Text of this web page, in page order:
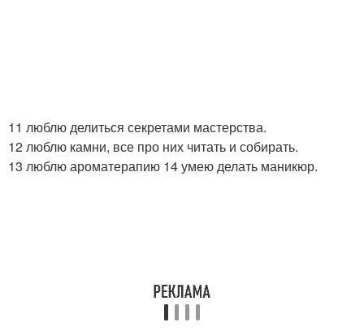
11 люблю делиться секретами мастерства.
12 люблю камни, все про них читать и собирать.
13 люблю ароматерапию 14 умею делать маникюр.